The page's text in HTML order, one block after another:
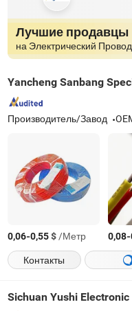
Лучшие продавцы
на Электрический
Yancheng Sanbang
Производитель/Завод
0,06-0,55$/Метр 0,08-
Контакты
Sichuan Yushi